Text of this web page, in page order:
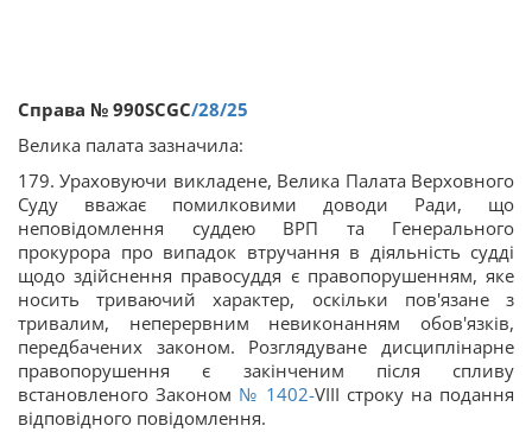
Справа № 990SCGC/28/25
Велика палата зазначила:
179. Ураховуючи викладене, Велика Палата Верховного
Суду вважає помилковими доводи Ради, що
неповідомлення суддею ВРП та Генерального
прокурора про випадок втручання в діяльність судді
щодо здійснення правосуддя є правопорушенням, яке
носить триваючий характер, оскільки пов'язане з
тривалим, неперервним невиконанням обов'язків,
передбачених законом. Розглядуване дисциплінарне
правопорушення є закінченим після спливу
встановленого Законом № 1402-VIII строку на подання
відповідного повідомлення.